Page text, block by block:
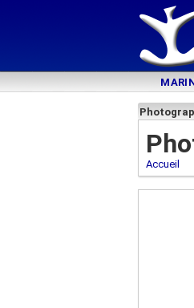
Accueil